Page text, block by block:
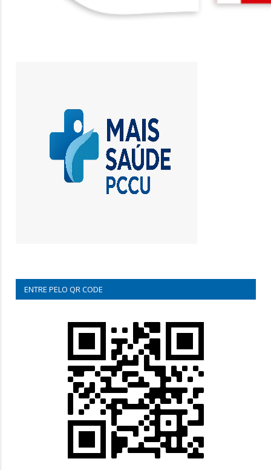
ENTRE PELO QR CODE